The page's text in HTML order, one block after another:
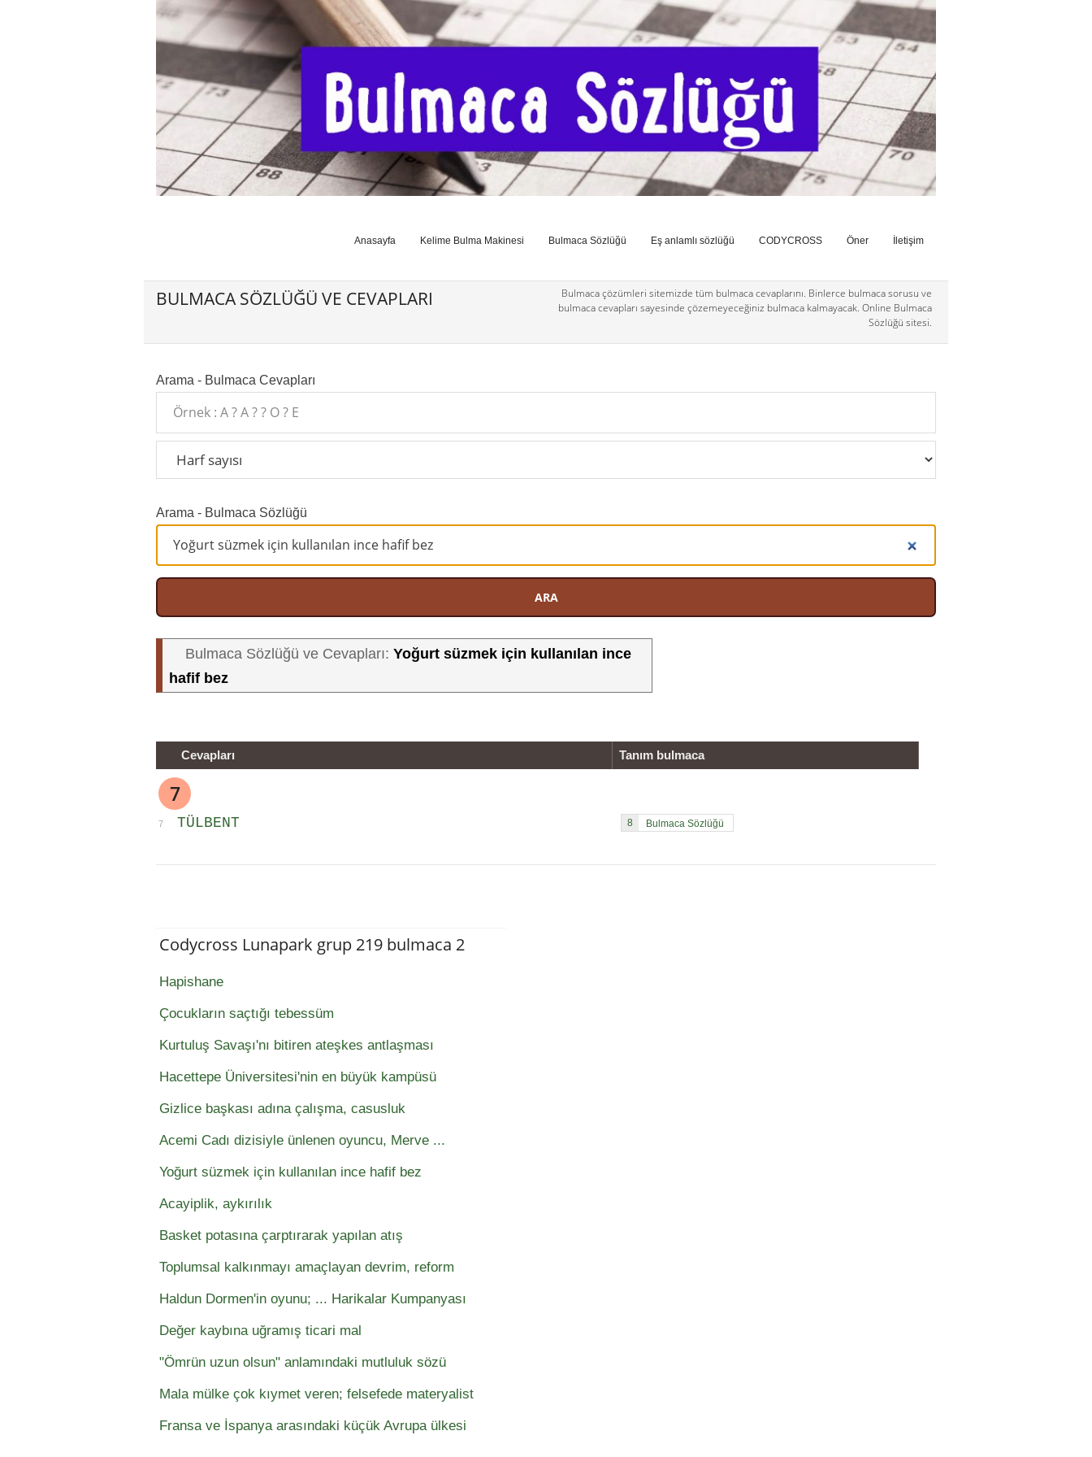
Anasayfa Kelime Bulma Makinesi Bulmaca Sözlüğü Eş anlamlı sözlüğü CODYCROSS Öner İletişim
BULMACA SÖZLÜĞÜ VE CEVAPLARI
Bulmaca çözümleri sitemizde tüm bulmaca cevaplarını. Binlerce bulmaca sorusu ve
bulmaca cevapları sayesinde çözemeyeceğiniz bulmaca kalmayacak. Online Bulmaca
Sözlüğü sitesi.
Arama - Bulmaca Cevapları
Arama - Bulmaca Sözlüğü
ARA
Bulmaca Sözlüğü ve Cevapları: Yoğurt süzmek için kullanılan ince
hafif bez
Cevapları Tanım bulmaca
7
7 TÜLBENT 8
Codycross Lunapark grup 219 bulmaca 2
Hapishane
Çocukların saçtığı tebessüm
Kurtuluş Savaşı'nı bitiren ateşkes antlaşması
Hacettepe Üniversitesi'nin en büyük kampüsü
Gizlice başkası adına çalışma, casusluk
Acemi Cadı dizisiyle ünlenen oyuncu, Merve ...
Yoğurt süzmek için kullanılan ince hafif bez
Acayiplik, aykırılık
Basket potasına çarptırarak yapılan atış
Toplumsal kalkınmayı amaçlayan devrim, reform
Haldun Dormen'in oyunu; ... Harikalar Kumpanyası
Değer kaybına uğramış ticari mal
"Ömrün uzun olsun" anlamındaki mutluluk sözü
Mala mülke çok kıymet veren; felsefede materyalist
Fransa ve İspanya arasındaki küçük Avrupa ülkesi